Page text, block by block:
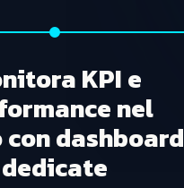
KPI e
nel
dashboard
dedicate